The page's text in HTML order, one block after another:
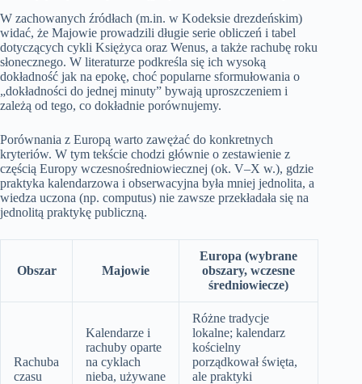
W zachowanych źródłach (m.in. w Kodeksie drezdeńskim)
widać, że Majowie prowadzili długie serie obliczeń i tabel
dotyczących cykli Księżyca oraz Wenus, a także rachubę roku
słonecznego. W literaturze podkreśla się ich wysoką
dokładność jak na epokę, choć popularne sformułowania o
„dokładności do jednej minuty” bywają uproszczeniem i
zależą od tego, co dokładnie porównujemy.
Porównania z Europą warto zawężać do konkretnych
kryteriów. W tym tekście chodzi głównie o zestawienie z
częścią Europy wczesnośredniowiecznej (ok. V–X w.), gdzie
praktyka kalendarzowa i obserwacyjna była mniej jednolita, a
wiedza uczona (np. computus) nie zawsze przekładała się na
jednolitą praktykę publiczną.
Obszar Majowie
Europa (wybrane
obszary, wczesne
średniowiecze)
Rachuba
czasu
Kalendarze i
rachuby oparte
na cyklach
nieba, używane
Różne tradycje
lokalne; kalendarz
kościelny
porządkował święta,
ale praktyki